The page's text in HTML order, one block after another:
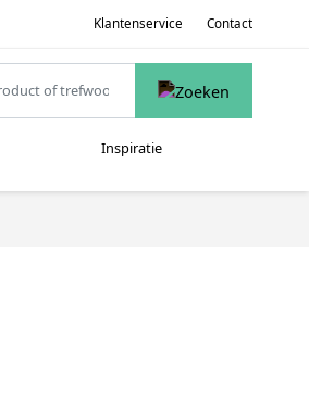
Klantenservice Contact
Inspiratie